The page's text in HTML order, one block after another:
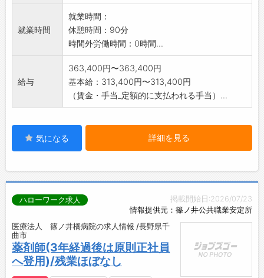
就業時間
就業時間：
休憩時間：90分
時間外労働時間：0時間...
給与
363,400円〜363,400円
基本給：313,400円〜313,400円
（賃金・手当_定額的に支払われる手当）...
気になる 詳細を見る
掲載開始日:2026/07/23
情報提供元：篠ノ井公共職業安定所
ハローワーク求人
医療法人 篠ノ井橋病院の求人情報 /長野県千
曲市
薬剤師(3年経過後は原則正社員
へ登用)/残業ほぼなし